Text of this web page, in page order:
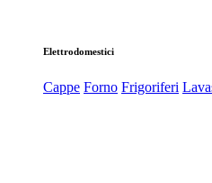
Elettrodomestici
Cappe Forno Frigoriferi